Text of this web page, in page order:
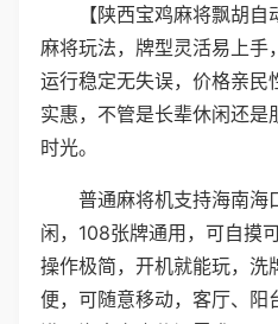
【陕西宝鸡麻将飘胡
麻将玩法，牌型灵活易上手
运行稳定无失误，价格亲民
实惠，不管是长辈休闲还是
时光。
普通麻将机支持海南海
闲，108张牌通用，可自摸
操作极简，开机就能玩，洗
便，可随意移动，客厅、阳